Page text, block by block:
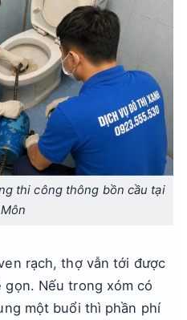
thi công thông bồn cầu tại
rạch, thợ vẫn tới được
gọn. Nếu trong xóm có
một buổi thì phần phí